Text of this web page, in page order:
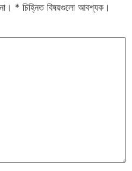
* চিহ্নিত বিষয়গুলো আবশ্যক।